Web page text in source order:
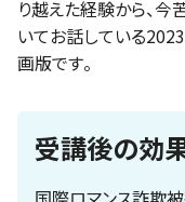
り越えた経験から、
いてお話している
画版です。
受講後の効